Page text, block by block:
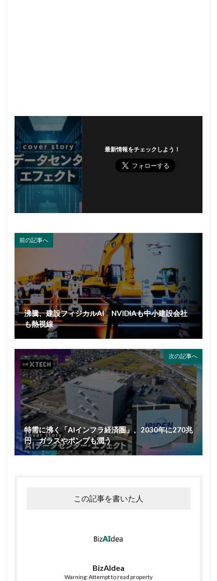
最新情報をチェックしよう！
前の記事へ
沸騰、建設フィジカルAI NVIDIAも中小建設会社
も熱視線
次の記事へ
特需に沸く「AIインフラ経済圏」、2030年に270兆
円 ガラスやポンプも潤う
この記事を書いた人
BizAIdea
Warning: Attempt to read property